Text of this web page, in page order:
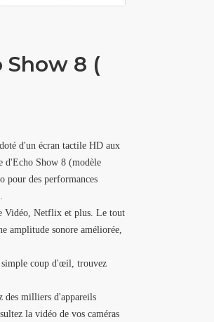
Show 8 (
d'un écran tactile HD aux
d'Echo Show 8 (modèle
pour des performances
Vidéo, Netflix et plus. Le tout
amplitude sonore améliorée,
simple coup d'œil, trouvez
des milliers d'appareils
la vidéo de vos caméras